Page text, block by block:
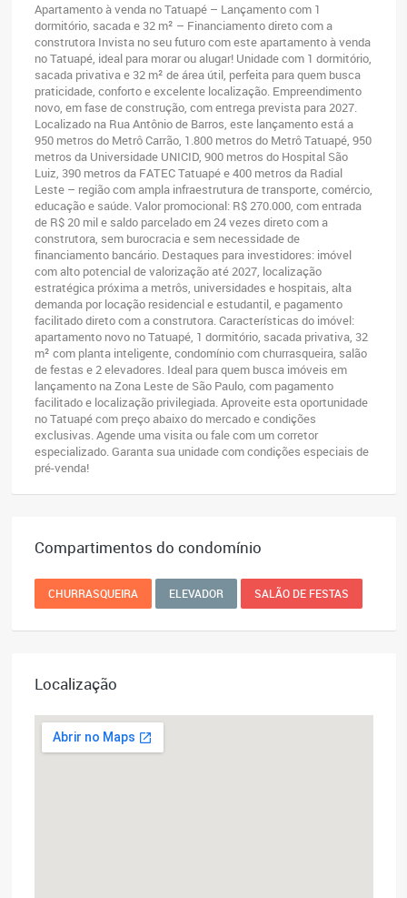
Apartamento à venda no Tatuapé – Lançamento com 1
dormitório, sacada e 32 m² – Financiamento direto com a
construtora Invista no seu futuro com este apartamento à venda
no Tatuapé, ideal para morar ou alugar! Unidade com 1 dormitório,
sacada privativa e 32 m² de área útil, perfeita para quem busca
praticidade, conforto e excelente localização. Empreendimento
novo, em fase de construção, com entrega prevista para 2027.
Localizado na Rua Antônio de Barros, este lançamento está a
950 metros do Metrô Carrão, 1.800 metros do Metrô Tatuapé, 950
metros da Universidade UNICID, 900 metros do Hospital São
Luiz, 390 metros da FATEC Tatuapé e 400 metros da Radial
Leste – região com ampla infraestrutura de transporte, comércio,
educação e saúde. Valor promocional: R$ 270.000, com entrada
de R$ 20 mil e saldo parcelado em 24 vezes direto com a
construtora, sem burocracia e sem necessidade de
financiamento bancário. Destaques para investidores: imóvel
com alto potencial de valorização até 2027, localização
estratégica próxima a metrôs, universidades e hospitais, alta
demanda por locação residencial e estudantil, e pagamento
facilitado direto com a construtora. Características do imóvel:
apartamento novo no Tatuapé, 1 dormitório, sacada privativa, 32
m² com planta inteligente, condomínio com churrasqueira, salão
de festas e 2 elevadores. Ideal para quem busca imóveis em
lançamento na Zona Leste de São Paulo, com pagamento
facilitado e localização privilegiada. Aproveite esta oportunidade
no Tatuapé com preço abaixo do mercado e condições
exclusivas. Agende uma visita ou fale com um corretor
especializado. Garanta sua unidade com condições especiais de
pré-venda!
Compartimentos do condomínio
CHURRASQUEIRA ELEVADOR SALÃO DE FESTAS
Localização